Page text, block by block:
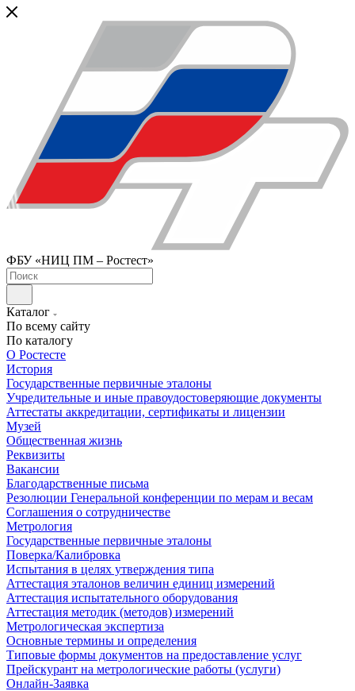
ФБУ «НИЦ ПМ – Ростест»
Каталог
По всему сайту
По каталогу
О Ростесте
История
Государственные первичные эталоны
Учредительные и иные правоудостоверяющие документы
Аттестаты аккредитации, сертификаты и лицензии
Музей
Общественная жизнь
Реквизиты
Вакансии
Благодарственные письма
Резолюции Генеральной конференции по мерам и весам
Соглашения о сотрудничестве
Метрология
Государственные первичные эталоны
Поверка/Калибровка
Испытания в целях утверждения типа
Аттестация эталонов величин единиц измерений
Аттестация испытательного оборудования
Аттестация методик (методов) измерений
Метрологическая экспертиза
Основные термины и определения
Типовые формы документов на предоставление услуг
Прейскурант на метрологические работы (услуги)
Онлайн-Заявка